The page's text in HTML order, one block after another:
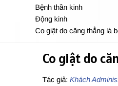
Bệnh thần kinh
Động kinh
Co giật do căng thẳng là
Co giật do
Tác giả: Khách